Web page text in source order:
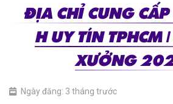
ĐỊA CHỈ CUNG
H UY TÍN TPHCM
XƯỞNG
Ngày đăng: 3 tháng trước